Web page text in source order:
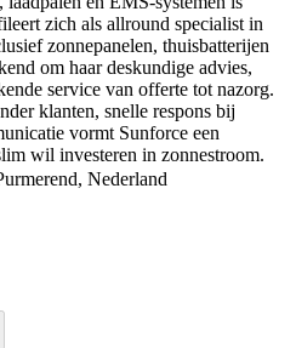
zich als allround specialist in
zonnepanelen, thuisbatterijen
om haar deskundige advies,
service van offerte tot nazorg.
klanten, snelle respons bij
vormt Sunforce een
wil investeren in zonnestroom.
Nederland